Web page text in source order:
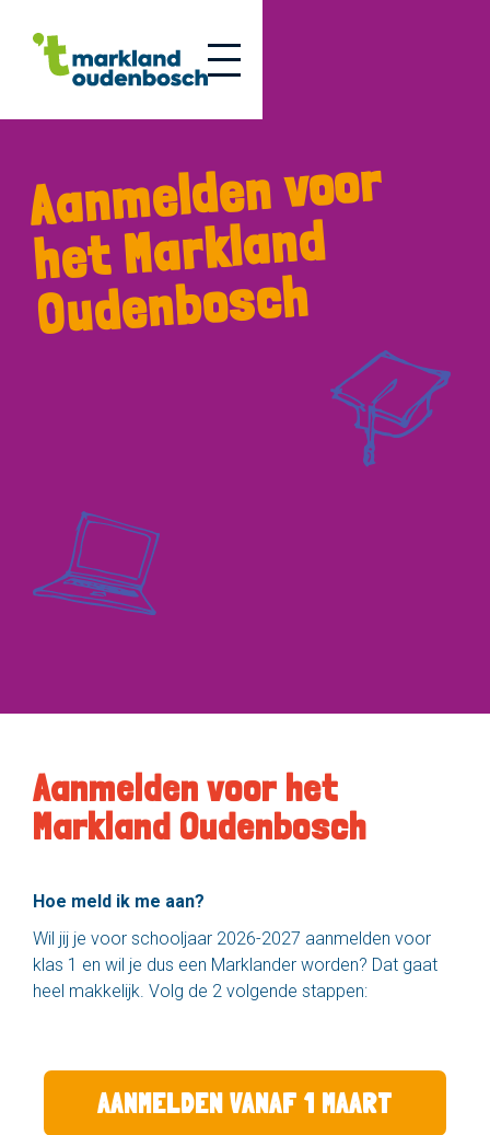
Aan
melden voor
het Markland
Oudenbosch
Aanmelden voor het
Markland Oudenbosch
Hoe meld ik me aan?
Wil jij je voor schooljaar 2026-2027 aanmelden voor
klas 1 en wil je dus een Marklander worden? Dat gaat
heel makkelijk. Volg de 2 volgende stappen:
AANMELDEN VANAF 1 MAART